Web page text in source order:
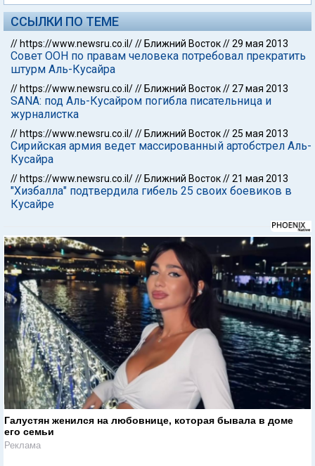
ССЫЛКИ ПО ТЕМЕ
// https://www.newsru.co.il/// Ближний Восток//29 мая 2013
Совет ООН по правам человека потребовал прекратить
штурм Аль-Кусайра
// https://www.newsru.co.il/// Ближний Восток//27 мая 2013
SANA: под Аль-Кусайром погибла писательница и
журналистка
// https://www.newsru.co.il/// Ближний Восток//25 мая 2013
Сирийская армия ведет массированный артобстрел Аль-
Кусайра
// https://www.newsru.co.il/// Ближний Восток//21 мая 2013
"Хизбалла" подтвердила гибель 25 своих боевиков в
Кусайре
Галустян женился на любовнице, которая бывала в доме
его семьи
Реклама